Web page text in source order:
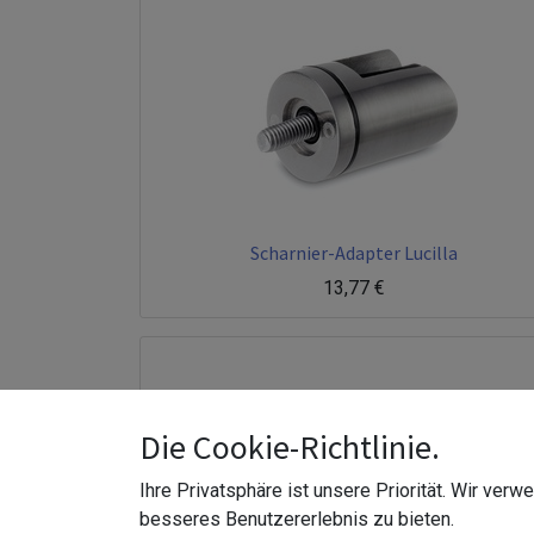
Scharnier-Adapter Lucilla
13,77 €
Die Cookie-Richtlinie.
Ihre Privatsphäre ist unsere Priorität. Wir
besseres Benutzererlebnis zu bieten.